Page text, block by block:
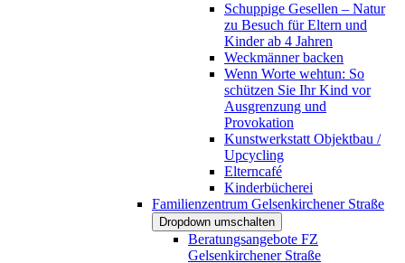
Schuppige Gesellen – Natur
zu Besuch für Eltern und
Kinder ab 4 Jahren
Weckmänner backen
Wenn Worte wehtun: So
schützen Sie Ihr Kind vor
Ausgrenzung und
Provokation
Kunstwerkstatt Objektbau /
Upcycling
Elterncafé
Kinderbücherei
Familienzentrum Gelsenkirchener Straße
Dropdown umschalten
Beratungsangebote FZ
Gelsenkirchener Straße